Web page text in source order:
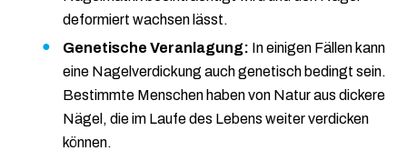
deformiert wachsen lässt.
Genetische Veranlagung: In einigen Fällen kann
eine Nagelverdickung auch genetisch bedingt sein.
Bestimmte Menschen haben von Natur aus dickere
Nägel, die im Laufe des Lebens weiter verdicken
können.